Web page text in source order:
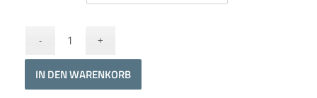
IN DEN WARENKORB